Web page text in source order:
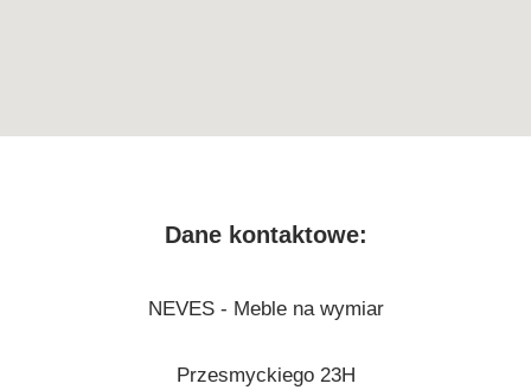
Dane kontaktowe:
NEVES - Meble na wymiar
Przesmyckiego 23H